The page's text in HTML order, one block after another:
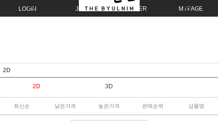
LOGIN JOIN ORDER MYPAGE
2D
2D 3D
최신순 낮은가격 높은가격 판매순위 상품명